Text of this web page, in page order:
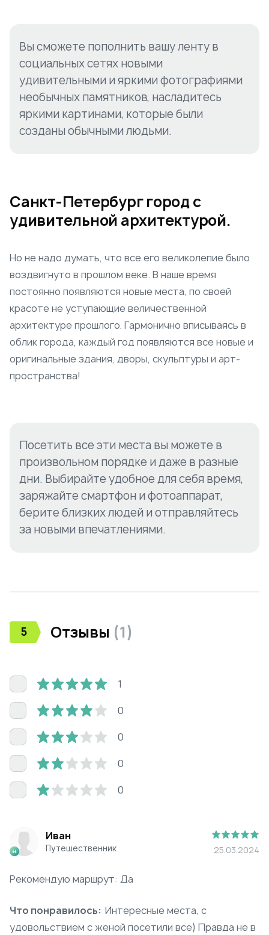
Вы сможете пополнить вашу ленту в
социальных сетях новыми
удивительными и яркими фотографиями
необычных памятников, насладитесь
яркими картинами, которые были
созданы обычными людьми.
Санкт-Петербург город с
удивительной архитектурой.
Но не надо думать, что все его великолепие было
воздвигнуто в прошлом веке. В наше время
постоянно появляются новые места, по своей
красоте не уступающие величественной
архитектуре прошлого. Гармонично вписываясь в
облик города, каждый год появляются все новые и
оригинальные здания, дворы, скульптуры и арт-
пространства!
Посетить все эти места вы можете в
произвольном порядке и даже в разные
дни. Выбирайте удобное для себя время,
заряжайте смартфон и фотоаппарат,
берите близких людей и отправляйтесь
за новыми впечатлениями.
5 Отзывы (1)
Иван
Путешественник 25.03.2024
Рекомендую маршрут: Да
Что понравилось: Интересные места, с
удовольствием с женой посетили все) Правда не в
1
0
0
0
0